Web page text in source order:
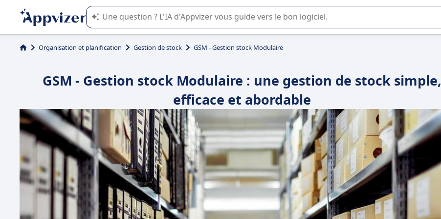
L'IA de Appvizer vous guide dans l'utilisation ou la sélection de logiciel SaaS en entreprise.
Organisation et planification Gestion de stock GSM - Gestion stock Modulaire
GSM - Gestion stock Modulaire : une gestion de stock simple,
efficace et abordable